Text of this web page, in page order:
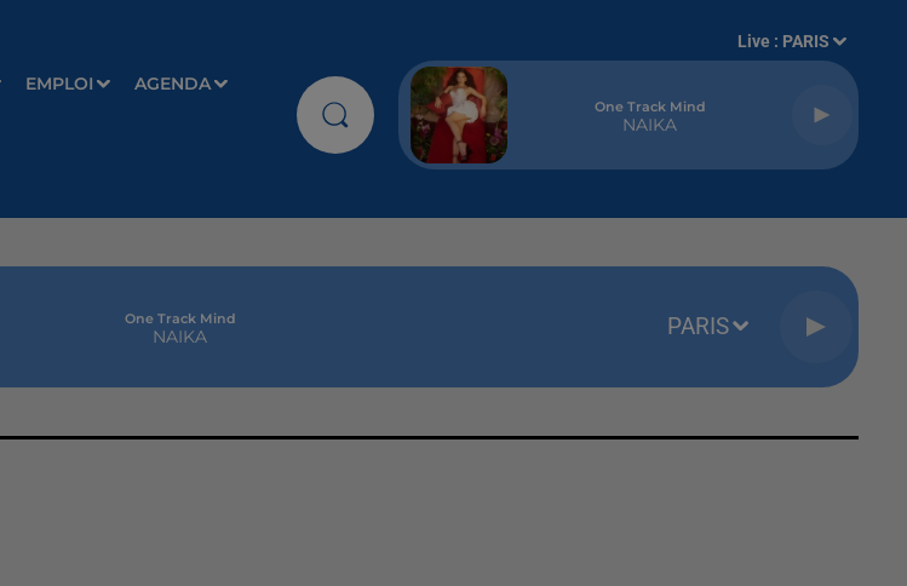
EMPLOI AGENDA
Live : PARIS
One Track Mind
NAIKA
One Track Mind
NAIKA PARIS